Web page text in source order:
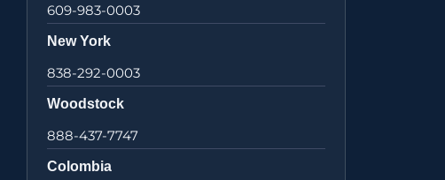
609-983-0003
New York
838-292-0003
Woodstock
888-437-7747
Colombia